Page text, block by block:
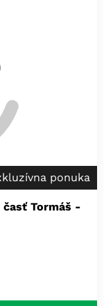
ponuka
časť Tormáš -